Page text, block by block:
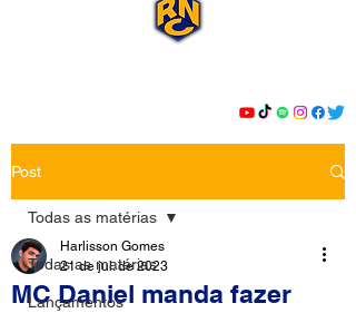
Post
Todas as matérias
Lançamentos
Todas as matérias
MC Daniel manda fazer
Harlisson Gomes
21 de jul. de 2023